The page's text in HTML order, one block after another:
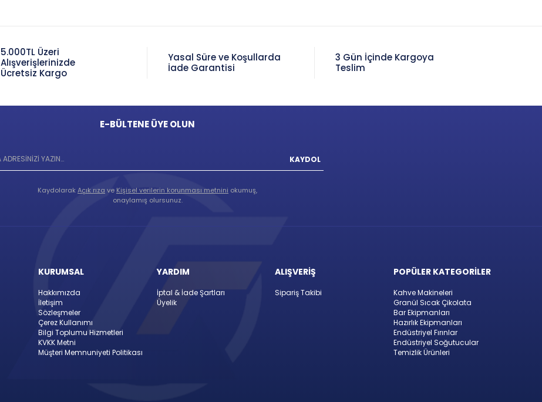
5.000TL Üzeri
Alışverişlerinizde
Ücretsiz Kargo
Yasal Süre ve Koşullarda
İade Garantisi
3 Gün İçinde Kargoya
Teslim
E-BÜLTENE ÜYE OLUN
KAYDOL
KaydolarakAçık rıza ve Kişisel verilerin korunması metnini okumuş,
onaylamış olursunuz.
KURUMSAL
Hakkımızda
İletişim
Sözleşmeler
Çerez Kullanımı
Bilgi Toplumu Hizmetleri
KVKK Metni
Müşteri Memnuniyeti Politikası
YARDIM
İptal & İade Şartları
Üyelik
ALIŞVERİŞ
Sipariş Takibi
POPÜLER KATEGORİLER
Kahve Makineleri
Granül Sıcak Çikolata
Bar Ekipmanları
Hazırlık Ekipmanları
Endüstriyel Fırınlar
Endüstriyel Soğutucular
Temizlik Ürünleri